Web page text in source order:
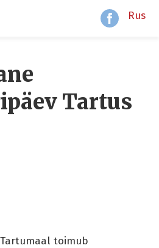
Rus
Tartus
toimub